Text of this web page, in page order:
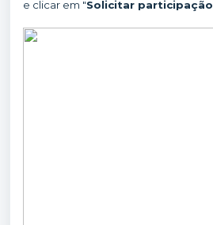
e clicar em "Solicitar participação